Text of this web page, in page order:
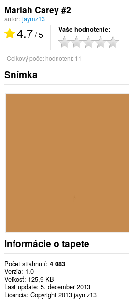
Mariah Carey #2
autor: jaymz13
4.7/ 5 Vaše hodnotenie
Celkový počet hodnotení: 11
Snímka
Informácie o tapete
Počet stiahnutí 4 083
Verzia 1.0
Veľkosť 125,9 KB
Last update 5. december 2013
Licencia Copyright 2013 jaymz13